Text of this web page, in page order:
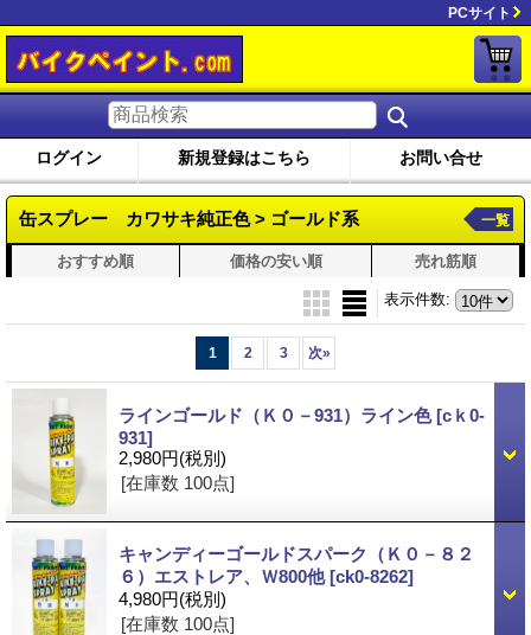
PCサイト
ログイン 新規登録はこちら お問い合せ
缶スプレー カワサキ純正色 > ゴールド系 一覧
おすすめ順 価格の安い順 売れ筋順
表示件数:
1 2 3 次»
ラインゴールド（Ｋ０－931）ライン色[cｋ0-
931]
2,980円(税別)
[在庫数 100点]
キャンディーゴールドスパーク（Ｋ０－８２
６）エストレア、Ｗ800他[ck0-8262]
4,980円(税別)
[在庫数 100点]